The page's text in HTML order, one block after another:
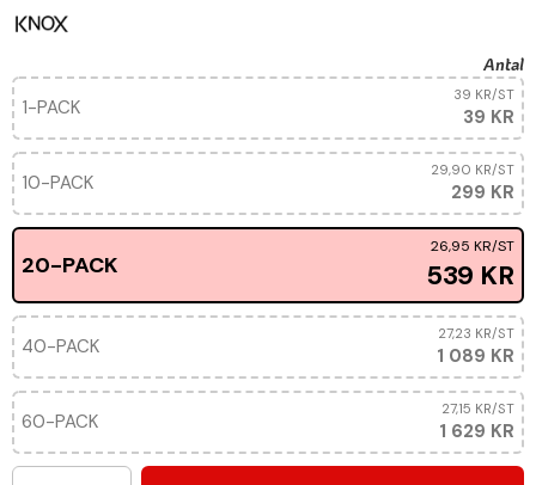
Antal
1-PACK 39 KR
39 KR/ST
10-PACK 299 KR
29,90 KR/ST
20-PACK 539 KR
26,95 KR/ST
40-PACK 1 089 KR
27,23 KR/ST
60-PACK 1 629 KR
27,15 KR/ST